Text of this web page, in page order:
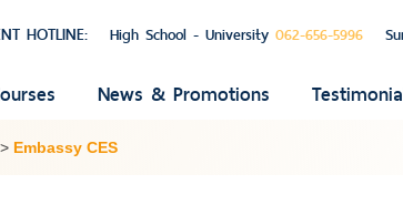
HOTLINE: High School - University 062-656-5996
News & Promotions
> Embassy CES